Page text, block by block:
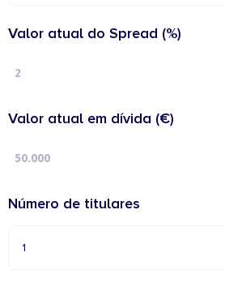
Valor atual do Spread (%)
Valor atual em dívida (€)
Número de titulares
1